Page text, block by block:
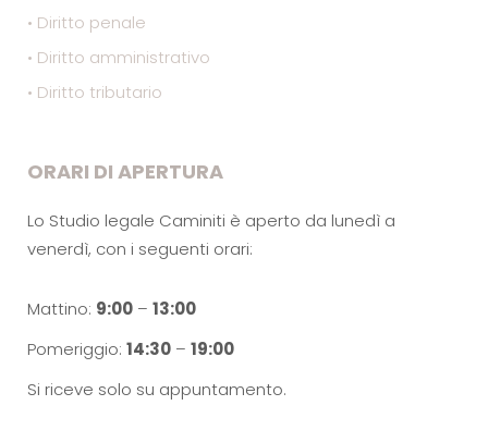
• Diritto penale
• Diritto amministrativo
• Diritto tributario
ORARI DI APERTURA
Lo Studio legale Caminiti è aperto da lunedì a
venerdì, con i seguenti orari:
Mattino: 9:00 – 13:00
Pomeriggio: 14:30 – 19:00
Si riceve solo su appuntamento.